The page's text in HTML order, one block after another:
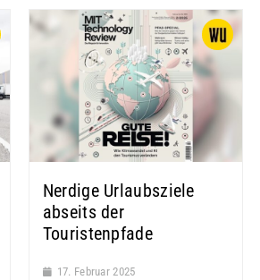
Nerdige Urlaubsziele
abseits der
Touristenpfade
17. Februar 2025